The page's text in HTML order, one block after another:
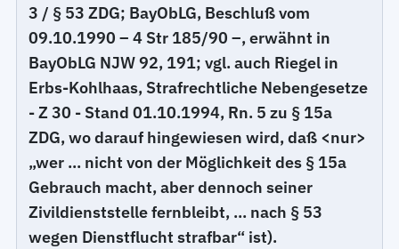
3 / § 53 ZDG; BayObLG, Beschluß vom
09.10.1990 – 4 Str 185/90 –, erwähnt in
BayObLG NJW 92, 191; vgl. auch Riegel in
Erbs-Kohlhaas, Strafrechtliche Nebengesetze
- Z 30 - Stand 01.10.1994, Rn. 5 zu § 15a
ZDG, wo darauf hingewiesen wird, daß <nur>
„wer ... nicht von der Möglichkeit des § 15a
Gebrauch macht, aber dennoch seiner
Zivildienststelle fernbleibt, ... nach § 53
wegen Dienstflucht strafbar“ ist).